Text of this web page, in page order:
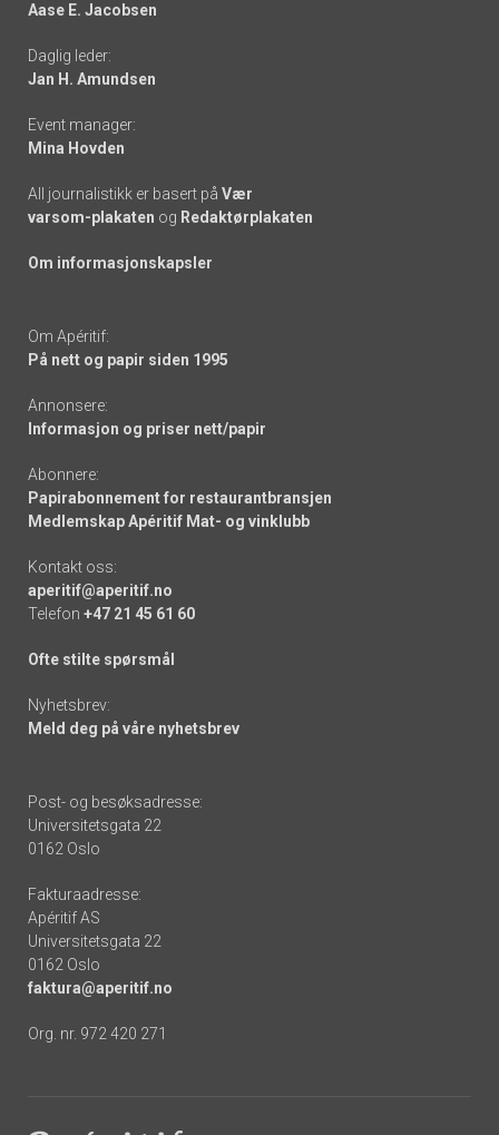
-
links
Aase E. Jacobsen
Daglig leder:
Jan H. Amundsen
Event manager:
Mina Hovden
All journalistikk er basert på Vær
varsom-plakaten og Redaktørplakaten
Om informasjonskapsler
Om Apéritif:
På nett og papir siden 1995
Annonsere:
Informasjon og priser nett/papir
Abonnere:
Papirabonnement for restaurantbransjen
Medlemskap Apéritif Mat- og vinklubb
Kontakt oss:
aperitif@aperitif.no
Telefon +47 21 45 61 60
Ofte stilte spørsmål
Nyhetsbrev:
Meld deg på våre nyhetsbrev
Post- og besøksadresse:
Universitetsgata 22
0162 Oslo
Fakturaadresse:
Apéritif AS
Universitetsgata 22
0162 Oslo
faktura@aperitif.no
Org. nr. 972 420 271